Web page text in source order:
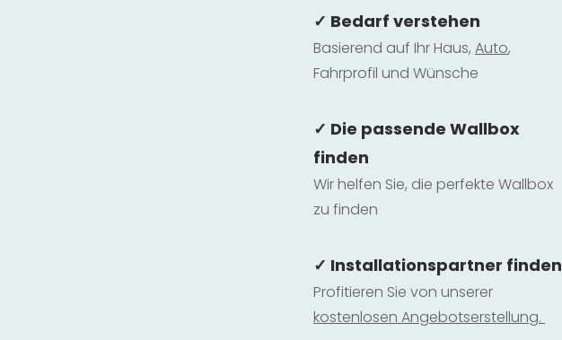
✓ Bedarf verstehen
Basierend auf Ihr Haus, Auto,
Fahrprofil und Wünsche
✓ Die passende Wallbox
finden
Wir helfen Sie, die perfekte Wallbox
zu finden
✓ Installationspartner finden
Profitieren Sie von unserer
kostenlosen Angebotserstellung.